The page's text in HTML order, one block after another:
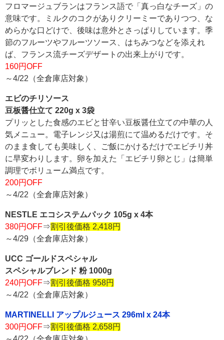
フロマージュブランはフランス語で「真っ白なチーズ」の
意味です。ミルクのコクがありクリーミーでありつつ、な
めらかな口どけで、後味は意外とさっぱりしています。季
節のフルーツやフルーツソース、はちみつなどを添えれ
ば、フランス流チーズデザートの出来上がりです。
160円OFF
～4/22（全倉庫店対象）
エビのチリソース
豆板醤仕立て 220g x 3袋
プリッとした食感のエビと甘辛い豆板醤仕立ての中華の人
気メニュー。電子レンジ又は湯煎にて温めるだけです。そ
のまま食しても美味しく、ご飯にかけるだけでエビチリ丼
に早変わりします。卵を加えた「エビチリ卵とじ」は簡単
調理でボリューム満点です。
200円OFF
～4/22（全倉庫店対象）
NESTLE エコシステムパック 105g x 4本
380円OFF⇒割引後価格 2,418円
～4/29（全倉庫店対象）
UCC ゴールドスペシャル
スペシャルブレンド 粉 1000g
240円OFF⇒割引後価格 958円
～4/22（全倉庫店対象）
MARTINELLI アップルジュース 296ml x 24本
300円OFF⇒割引後価格 2,658円